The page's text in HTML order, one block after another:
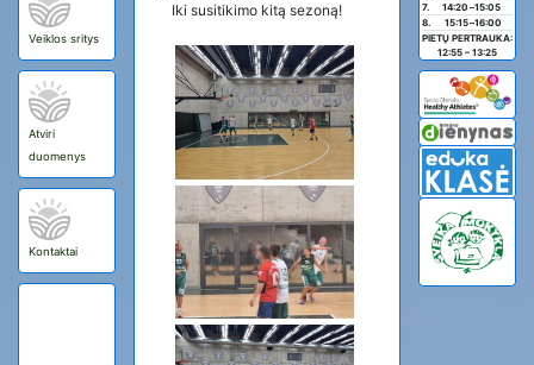
Veiklos sritys
Atviri
duomenys
Kontaktai
Iki susitikimo kitą sezoną!
7.
14:20 –15:05
8.
15:15–16:00
PIETŲ PERTRAUKA:
12:55 – 13:25